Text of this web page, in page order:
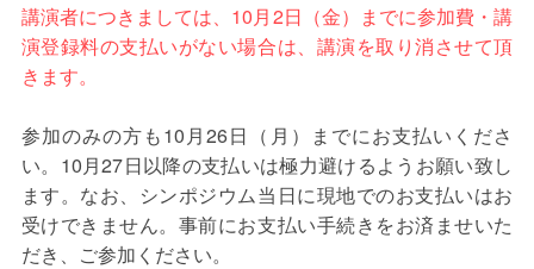
講演者につきましては、10月2日（金）までに参加費・講
演登録料の支払いがない場合は、講演を取り消させて頂
きます。
参加のみの方も10月26日（月）までにお支払いくださ
い。10月27日以降の支払いは極力避けるようお願い致し
ます。なお、シンポジウム当日に現地でのお支払いはお
受けできません。事前にお支払い手続きをお済ませいた
だき、ご参加ください。